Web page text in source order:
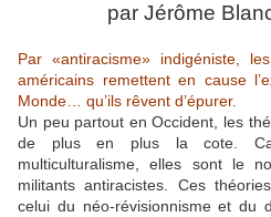
par Jérôme
Par «antiracisme» indigéniste,
américains remettent en cause
Monde… qu’ils rêvent d’épurer.
Un peu partout en Occident, les
de plus en plus la cote.
multiculturalisme, elles sont le
militants antiracistes. Ces
celui du néo-révisionnisme et du